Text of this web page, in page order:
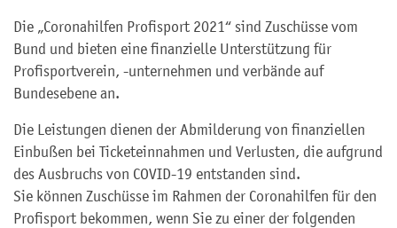
Die „Coronahilfen Profisport 2021“ sind Zuschüsse vom
Bund und bieten eine finanzielle Unterstützung für
Profisportverein, -unternehmen und verbände auf
Bundesebene an.
Die Leistungen dienen der Abmilderung von finanziellen
Einbußen bei Ticketeinnahmen und Verlusten, die aufgrund
des Ausbruchs von COVID-19 entstanden sind.
Sie können Zuschüsse im Rahmen der Coronahilfen für den
Profisport bekommen, wenn Sie zu einer der folgenden